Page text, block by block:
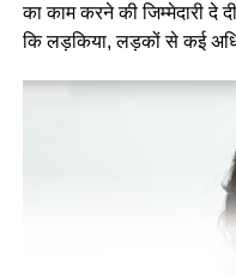
का काम करने की जिम्मेदारी दे
कि लड़किया, लड़कों से कई